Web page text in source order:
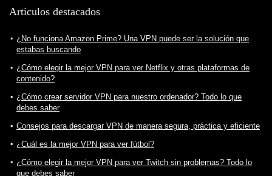
Articulos destacados
¿No funciona Amazon Prime? Una VPN puede ser la solución que
estabas buscando
¿Cómo elegir la mejor VPN para ver Netflix y otras plataformas de
contenido?
¿Cómo crear servidor VPN para nuestro ordenador? Todo lo que
debes saber
Consejos para descargar VPN de manera segura, práctica y eficiente
¿Cuál es la mejor VPN para ver fútbol?
¿Cómo elegir la mejor VPN para ver Twitch sin problemas? Todo lo
que debes saber